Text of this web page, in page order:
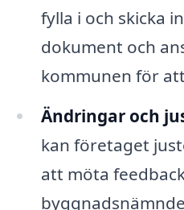
fylla i och skicka
dokument och
kommunen för
Ändringar och
kan företaget
att möta